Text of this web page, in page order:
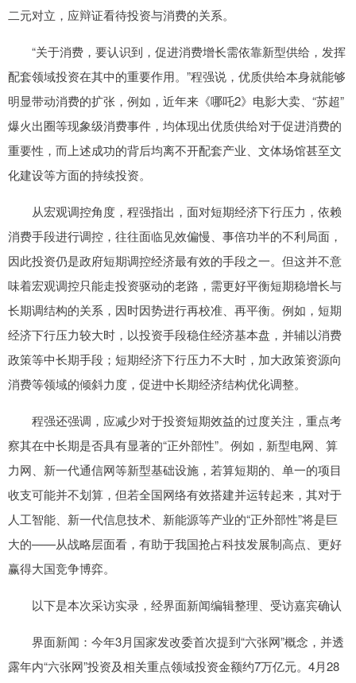
二元对立，应辩证看待投资与消费的关系。
“关于消费，要认识到，促进消费增长需依靠新型供给，发挥
配套领域投资在其中的重要作用。”程强说，优质供给本身就能够
明显带动消费的扩张，例如，近年来《哪吒2》电影大卖、“苏超”
爆火出圈等现象级消费事件，均体现出优质供给对于促进消费的
重要性，而上述成功的背后均离不开配套产业、文体场馆甚至文
化建设等方面的持续投资。
从宏观调控角度，程强指出，面对短期经济下行压力，依赖
消费手段进行调控，往往面临见效偏慢、事倍功半的不利局面，
因此投资仍是政府短期调控经济最有效的手段之一。但这并不意
味着宏观调控只能走投资驱动的老路，需更好平衡短期稳增长与
长期调结构的关系，因时因势进行再校准、再平衡。例如，短期
经济下行压力较大时，以投资手段稳住经济基本盘，并辅以消费
政策等中长期手段；短期经济下行压力不大时，加大政策资源向
消费等领域的倾斜力度，促进中长期经济结构优化调整。
程强还强调，应减少对于投资短期效益的过度关注，重点考
察其在中长期是否具有显著的“正外部性”。例如，新型电网、算
力网、新一代通信网等新型基础设施，若算短期的、单一的项目
收支可能并不划算，但若全国网络有效搭建并运转起来，其对于
人工智能、新一代信息技术、新能源等产业的“正外部性”将是巨
大的——从战略层面看，有助于我国抢占科技发展制高点、更好
赢得大国竞争博弈。
以下是本次采访实录，经界面新闻编辑整理、受访嘉宾确认
界面新闻：今年3月国家发改委首次提到“六张网”概念，并透
露年内“六张网”投资及相关重点领域投资金额约7万亿元。4月28